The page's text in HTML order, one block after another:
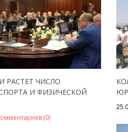
РАСТЕТ ЧИСЛО
И ФИЗИЧЕСКОЙ
(0)